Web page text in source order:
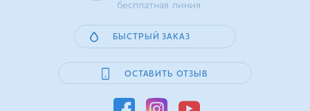
бесплатная линия
БЫСТРЫЙ ЗАКАЗ
ОСТАВИТЬ ОТЗЫВ